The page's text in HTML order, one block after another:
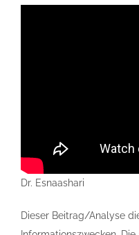
Dr. Esnaashari
Dieser Beitrag/Analyse